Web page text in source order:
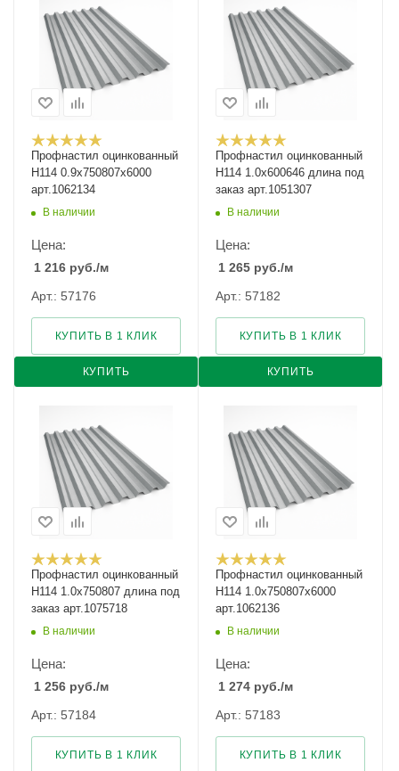
Профнастил оцинкованный
Н114 0.9х750807х6000
арт.1062134
В наличии
Цена:
1 216 руб./м
Арт.: 57176
КУПИТЬ
КУПИТЬ В 1 КЛИК
Профнастил оцинкованный
Н114 1.0х600646 длина под
заказ арт.1051307
В наличии
Цена:
1 265 руб./м
Арт.: 57182
КУПИТЬ
КУПИТЬ В 1 КЛИК
Профнастил оцинкованный
Н114 1.0х750807 длина под
заказ арт.1075718
В наличии
Цена:
1 256 руб./м
Арт.: 57184
КУПИТЬ В 1 КЛИК
Профнастил оцинкованный
Н114 1.0х750807х6000
арт.1062136
В наличии
Цена:
1 274 руб./м
Арт.: 57183
КУПИТЬ В 1 КЛИК